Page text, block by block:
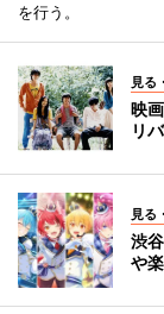
を行う。
見る
映
リ
見る
渋
や